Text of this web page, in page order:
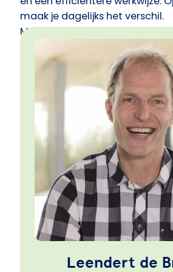
maak je dagelijks het verschil.
Met individuele leerkrachten of
leidinggevenden gaan we
coaching in beeld brengen
krijgt, wat zorgt voor stress, hoe
communiceert, door welke
wereld kijkt etc. Kortom:
met concrete handvatten om
slag te gaan. Meer plezier ,
betere contacten!
Leendert de